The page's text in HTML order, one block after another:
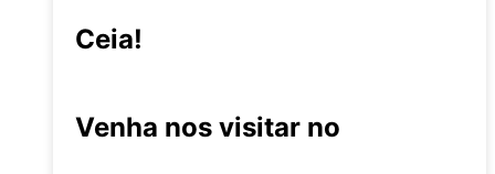
Ceia!
Venha nos visitar no